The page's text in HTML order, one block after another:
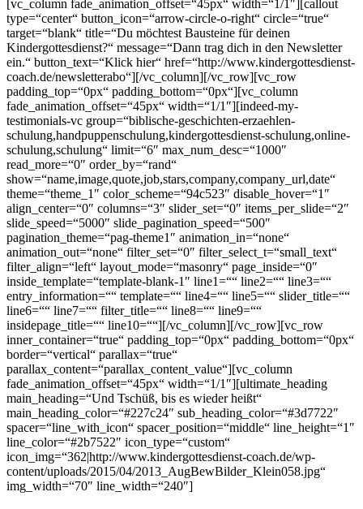
[vc_column fade_animation_offset=“45px“ width=“1/1″][callout
type=“center“ button_icon=“arrow-circle-o-right“ circle=“true“
target=“blank“ title=“Du möchtest Bausteine für deinen
Kindergottesdienst?“ message=“Dann trag dich in den Newsletter
ein.“ button_text=“Klick hier“ href=“http://www.kindergottesdienst-
coach.de/newsletterabo“][/vc_column][/vc_row][vc_row
padding_top=“0px“ padding_bottom=“0px“][vc_column
fade_animation_offset=“45px“ width=“1/1″][indeed-my-
testimonials-vc group=“biblische-geschichten-erzaehlen-
schulung,handpuppenschulung,kindergottesdienst-schulung,online-
schulung,schulung“ limit=“6″ max_num_desc=“1000″
read_more=“0″ order_by=“rand“
show=“name,image,quote,job,stars,company,company_url,date“
theme=“theme_1″ color_scheme=“94c523″ disable_hover=“1″
align_center=“0″ columns=“3″ slider_set=“0″ items_per_slide=“2″
slide_speed=“5000″ slide_pagination_speed=“500″
pagination_theme=“pag-theme1″ animation_in=“none“
animation_out=“none“ filter_set=“0″ filter_select_t=“small_text“
filter_align=“left“ layout_mode=“masonry“ page_inside=“0″
inside_template=“template-blank-1″ line1=““ line2=““ line3=““
entry_information=““ template=““ line4=““ line5=““ slider_title=““
line6=““ line7=““ filter_title=““ line8=““ line9=““
insidepage_title=““ line10=““][/vc_column][/vc_row][vc_row
inner_container=“true“ padding_top=“0px“ padding_bottom=“0px“
border=“vertical“ parallax=“true“
parallax_content=“parallax_content_value“][vc_column
fade_animation_offset=“45px“ width=“1/1″][ultimate_heading
main_heading=“Und Tschüß, bis es wieder heißt“
main_heading_color=“#227c24″ sub_heading_color=“#3d7722″
spacer=“line_with_icon“ spacer_position=“middle“ line_height=“1″
line_color=“#2b7522″ icon_type=“custom“
icon_img=“362|http://www.kindergottesdienst-coach.de/wp-
content/uploads/2015/04/2013_AugBewBilder_Klein058.jpg“
img_width=“70″ line_width=“240″]